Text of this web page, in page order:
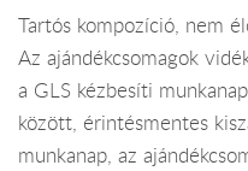
Tartós kompozíció, nem
Az ajándékcsomagok
a GLS kézbesíti
között, érintésmentes
munkanap, az